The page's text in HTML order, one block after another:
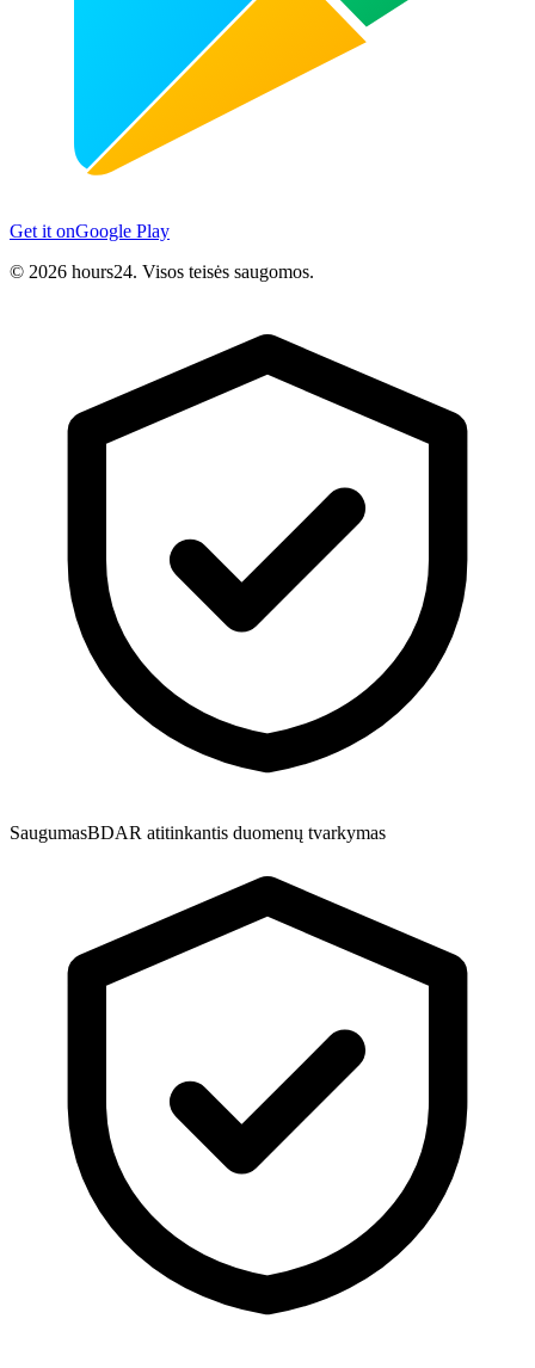
Get it onGoogle Play
© 2026 hours24. Visos teisės saugomos.
SaugumasBDAR atitinkantis duomenų tvarkymas